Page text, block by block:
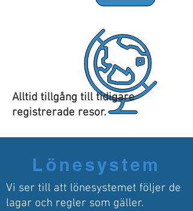
Alltid tillgång till tidigare
registrerade resor.
Lönesystem
Vi ser till att lönesystemet följer de
lagar och regler som gäller.